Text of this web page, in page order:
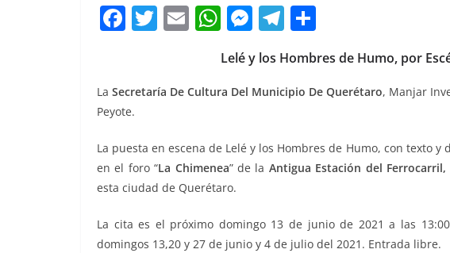
F
e
b
o
o
k
T
er
E
l
W
h
at
s
p
p
M
e
ss
e
g
er
T
e
gr
m
m
p
tir
Lelé y los Hombres de Humo, por
La Secretaría De Cultura Del Municipio De Querétaro, Manjar
Peyote.
La puesta en escena de Lelé y los Hombres de Humo, con texto
en el foro “La Chimenea” de la Antigua Estación del Ferrocarril,
esta ciudad de Querétaro.
La cita es el próximo domingo 13 de junio de 2021 a las
domingos 13,20 y 27 de junio y 4 de julio del 2021. Entrada libre.